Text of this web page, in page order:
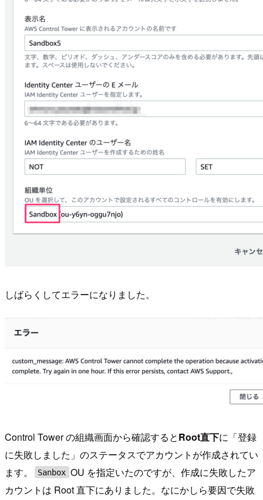
しばらくしてエラーになりました。
Control Tower の組織画面から確認するとRoot直下に「登録
に失敗しました」のステータスでアカウントが作成されてい
ます。
Sanbox OU を指定いたのですが、作成に失敗したア
カウントは Root 直下にありました。なにかしら要因で失敗